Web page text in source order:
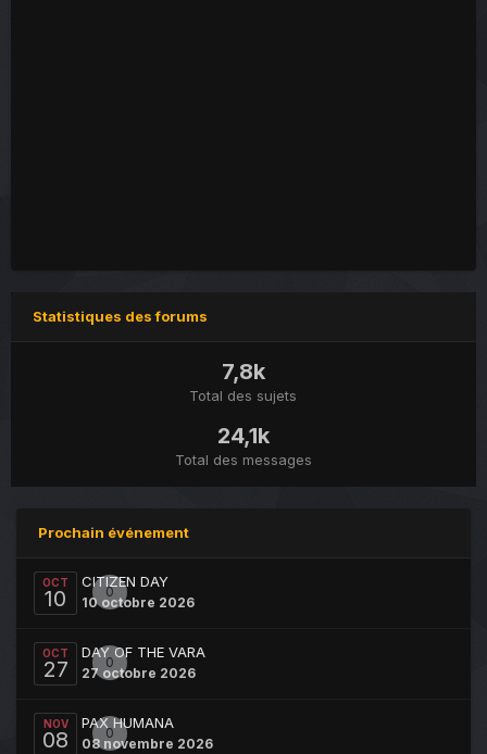
Statistiques des forums
7,8k
Total des sujets
24,1k
Total des messages
Prochain événement
OCT
10 0
CITIZEN DAY
10 octobre 2026
OCT
27 0
DAY OF THE VARA
27 octobre 2026
NOV
08 0
PAX HUMANA
08 novembre 2026